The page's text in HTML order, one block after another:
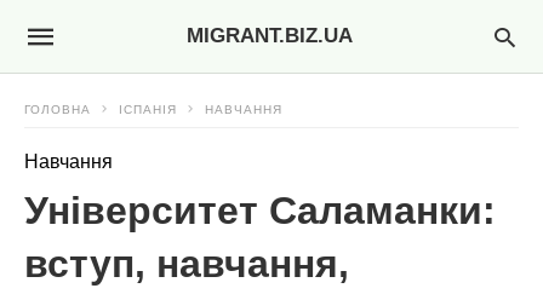
MIGRANT.BIZ.UA
ГОЛОВНА ІСПАНІЯ НАВЧАННЯ
Навчання
Університет Саламанки:
вступ, навчання,